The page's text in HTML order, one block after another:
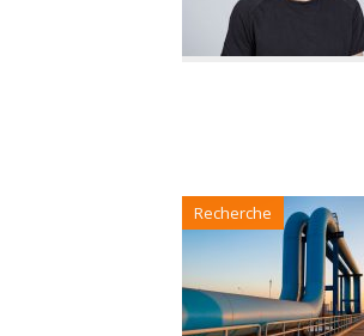
Recherche